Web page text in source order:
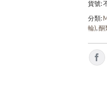
貨號:
分類:
輪),酮